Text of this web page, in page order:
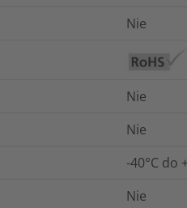
Nie
Nie
Nie
-40°C do
Nie